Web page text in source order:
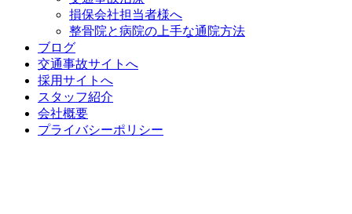
損保会社担当者様へ
整骨院と病院の上手な通院方法
ブログ
交通事故サイトへ
採用サイトへ
スタッフ紹介
会社概要
プライバシーポリシー